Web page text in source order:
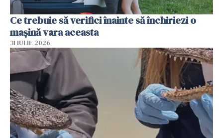
Ce trebuie să verifici înainte să închiriezi o
mașină vara aceasta
31 IULIE 2026